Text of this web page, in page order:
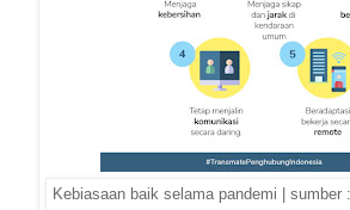
Kebiasaan baik selama pandemi | sumber